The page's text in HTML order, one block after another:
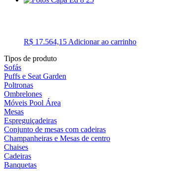
R$ 17.564,15 Adicionar ao carrinho
Tipos de produto
Sofás
Puffs e Seat Garden
Poltronas
Ombrelones
Móveis Pool Área
Mesas
Espreguiçadeiras
Conjunto de mesas com cadeiras
Champanheiras e Mesas de centro
Chaises
Cadeiras
Banquetas